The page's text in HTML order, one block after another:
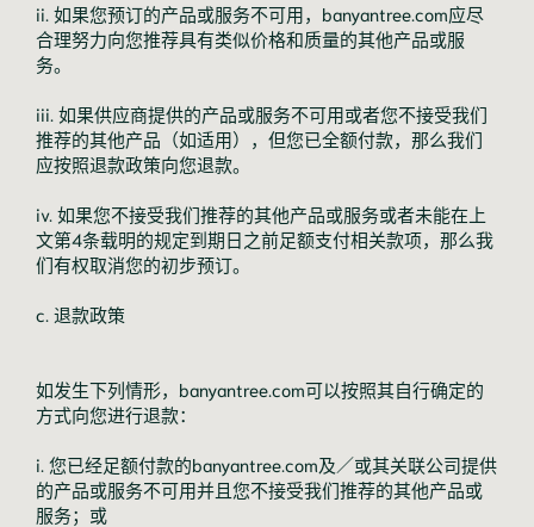
ii. 如果您预订的产品或服务不可用，banyantree.com应尽
合理努力向您推荐具有类似价格和质量的其他产品或服
务。
iii. 如果供应商提供的产品或服务不可用或者您不接受我们
推荐的其他产品（如适用），但您已全额付款，那么我们
应按照退款政策向您退款。
iv. 如果您不接受我们推荐的其他产品或服务或者未能在上
文第4条载明的规定到期日之前足额支付相关款项，那么我
们有权取消您的初步预订。
c. 退款政策
如发生下列情形，banyantree.com可以按照其自行确定的
方式向您进行退款：
i. 您已经足额付款的banyantree.com及／或其关联公司提供
的产品或服务不可用并且您不接受我们推荐的其他产品或
服务；或